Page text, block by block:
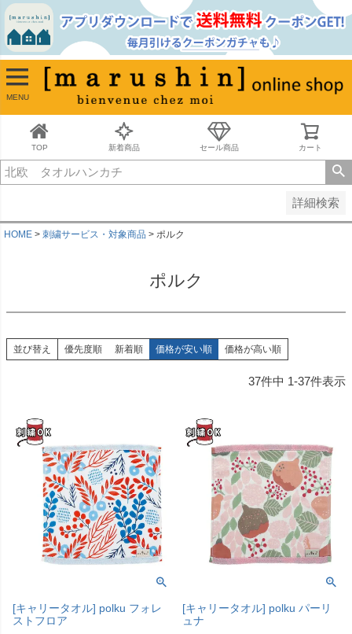
MENU
TOP 新着商品 セール商品 カート
詳細検索
並び順
新着順
古い順
価格が安い順
価格が高い順
キーワードヒット順
HOME 刺繍サービス・対象商品 ポルク
ポルク
並び替え 優先度順 新着順 価格が安い順 価格が高い順
37件中 1-37件表示
[キャリータオル] polku フォレ
ストフロア
[キャリータオル] polku パーリ
ュナ